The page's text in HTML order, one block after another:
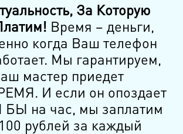
За Которую
Время – деньги,
когда Ваш телефон
Мы гарантируем,
мастер приедет
И если он опоздает
БЫ на час, мы заплатим
рублей за каждый